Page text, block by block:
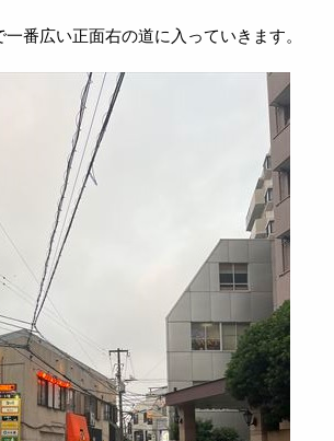
番広い正面右の道に入っていきます。